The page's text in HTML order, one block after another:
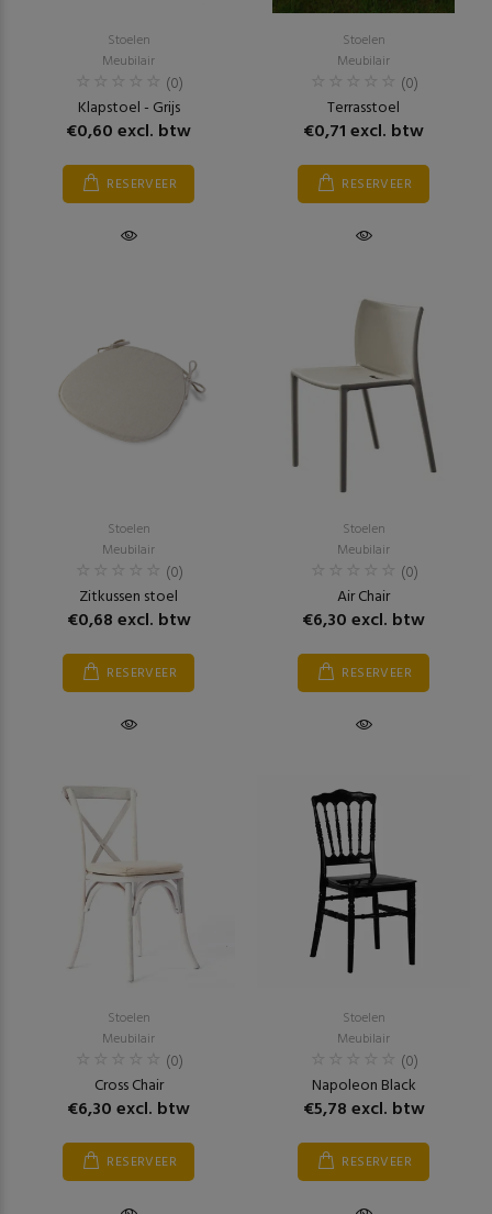
Stoelen
Meubilair
(0)
Klapstoel - Grijs
€0,60 excl. btw
RESERVEER
Stoelen
Meubilair
(0)
Terrasstoel
€0,71 excl. btw
RESERVEER
Stoelen
Meubilair
(0)
Zitkussen stoel
€0,68 excl. btw
RESERVEER
Stoelen
Meubilair
(0)
Air Chair
€6,30 excl. btw
RESERVEER
Stoelen
Meubilair
(0)
Cross Chair
€6,30 excl. btw
RESERVEER
Stoelen
Meubilair
(0)
Napoleon Black
€5,78 excl. btw
RESERVEER